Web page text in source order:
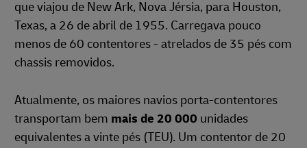
que viajou de New Ark, Nova Jérsia, para Houston,
Texas, a 26 de abril de 1955. Carregava pouco
menos de 60 contentores - atrelados de 35 pés com
chassis removidos.
Atualmente, os maiores navios porta-contentores
transportam bem mais de 20 000 unidades
equivalentes a vinte pés (TEU). Um contentor de 20